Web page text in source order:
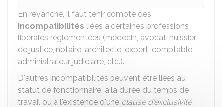
En revanche, il faut tenir compte des
incompatibilités liées à certaines professions
libérales réglementées (médecin, avocat, huissier
de justice, notaire, architecte, expert-comptable,
administrateur judiciaire, etc.).
D'autres incompatibilités peuvent être liées au
statut de fonctionnaire, à la durée du temps de
travail ou à l'existence d'une clause d'exclusivité